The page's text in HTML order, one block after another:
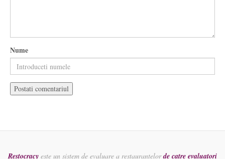
Nume
Restocracy este un sistem de evaluare a restaurantelorde catre evaluatori